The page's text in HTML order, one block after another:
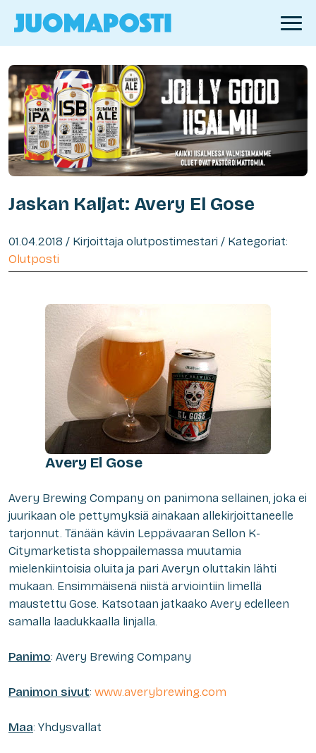
Jaskan Kaljat: Avery El Gose
01.04.2018 / Kirjoittaja olutpostimestari / Kategoriat:
Olutposti
Avery El Gose
Avery Brewing Company on panimona sellainen, joka ei
juurikaan ole pettymyksiä ainakaan allekirjoittaneelle
tarjonnut. Tänään kävin Leppävaaran Sellon K-
Citymarketista shoppailemassa muutamia
mielenkiintoisia oluita ja pari Averyn oluttakin lähti
mukaan. Ensimmäisenä niistä arviointiin limellä
maustettu Gose. Katsotaan jatkaako Avery edelleen
samalla laadukkaalla linjalla.
Panimo: Avery Brewing Company
Panimon sivut: www.averybrewing.com
Maa: Yhdysvallat